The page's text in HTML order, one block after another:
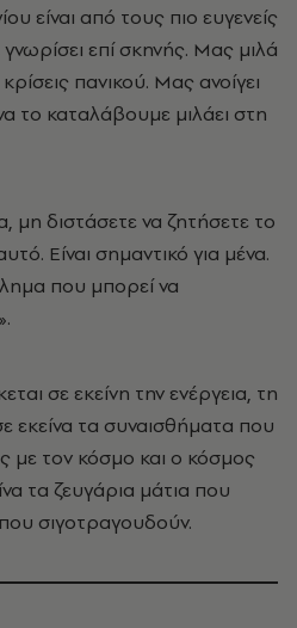
είναι από τους πιο ευγενείς
επί σκηνής. Μας μιλά
πανικού. Μας ανοίγει
το καταλάβουμε μιλάει στη
μη διστάσετε να ζητήσετε το
Είναι σημαντικό για μένα.
που μπορεί να
σε εκείνη την ενέργεια, τη
εκείνα τα συναισθήματα που
με τον κόσμο και ο κόσμος
τα ζευγάρια μάτια που
σιγοτραγουδούν.